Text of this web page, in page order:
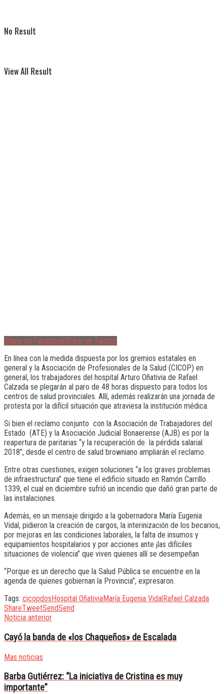
No Result
View All Result
Share on FacebookShare on Twitter
En línea con la medida dispuesta por los gremios estatales en
general y la Asociación de Profesionales de la Salud (CICOP) en
general, los trabajadores del hospital Arturo Oñativia de Rafael
Calzada se plegarán al paro de 48 horas dispuesto para todos los
centros de salud provinciales. Allí, además realizarán una jornada de
protesta por la difícil situación que atraviesa la institución médica.
Si bien el reclamo conjunto con la Asociación de Trabajadores del
Estado (ATE) y la Asociación Judicial Bonaerense (AJB) es por la
reapertura de paritarias “y la recuperación de la pérdida salarial
2018”, desde el centro de salud browniano ampliarán el reclamo.
Entre otras cuestiones, exigen soluciones “a los graves problemas
de infraestructura” que tiene el edificio situado en Ramón Carrillo
1339, el cual en diciembre sufrió un incendio que dañó gran parte de
las instalaciones.
Además, en un mensaje dirigido a la gobernadora María Eugenia
Vidal, pidieron la creación de cargos, la interinización de los becarios,
por mejoras en las condiciones laborales, la falta de insumos y
equipamientos hospitalarios y por acciones ante ¡las difíciles
situaciones de violencia” que viven quienes allí se desempeñan
“Porque es un derecho que la Salud Pública se encuentre en la
agenda de quienes gobiernan la Provincia”, expresaron.
Tags: cicopdos Hospital OñativiaMaría Eugenia Vidal Rafael Calzada
ShareTweetSendSend
Noticia anterior
Cayó la banda de «los Chaqueños» de Escalada
Mas noticias
Barba Gutiérrez: “La iniciativa de Cristina es muy
importante”